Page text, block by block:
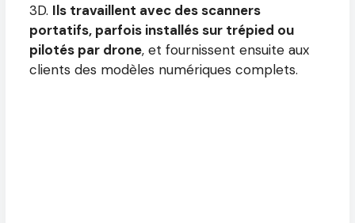
3D. Ils travaillent avec des scanners
portatifs, parfois installés sur trépied ou
pilotés par drone, et fournissent ensuite aux
clients des modèles numériques complets.